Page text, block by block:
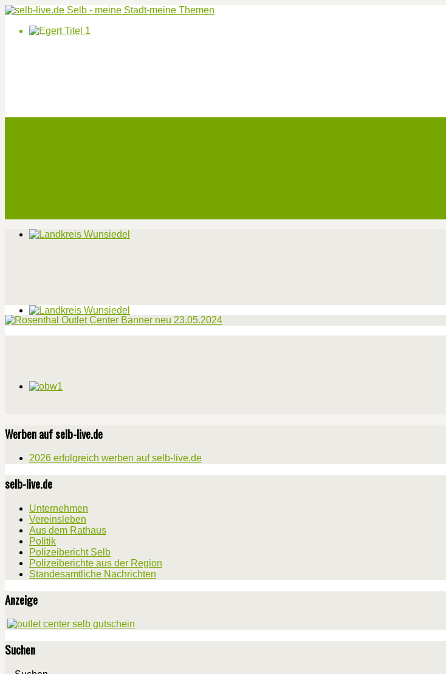
Werben auf selb-live.de
2026 erfolgreich werben auf selb-live.de
selb-live.de
Unternehmen
Vereinsleben
Aus dem Rathaus
Politik
Polizeibericht Selb
Polizeiberichte aus der Region
Standesamtliche Nachrichten
Anzeige
Suchen